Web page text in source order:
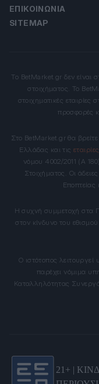
ΕΠΙΚΟΙΝΩΝΊΑ
SITEMAP
Το BetMarket.gr δεν είναι
στοιχήματος. Το
στοιχηματικές εταιρίες
προσφορές
Στο BetMarket.gr θα βρείτε
Ελλάδας και τις
νόμου 4002/2011 (Α
Στοιχήματος. Οι
Η συχνή συμμετοχή στα
στον κίνδυνο του
Ο ιστότοπος
παρέχει νόμιμα
Καταλληλότητας
21+ |